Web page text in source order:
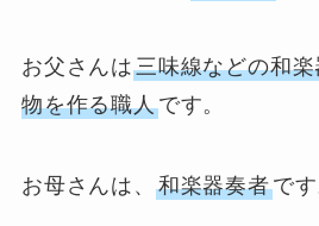
お父さんは三味線などの和
物を作る職人です。
お母さんは、 和楽器奏者です